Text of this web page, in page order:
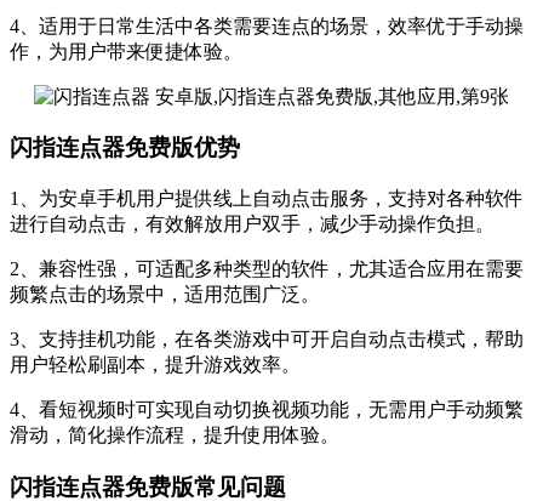
4、适用于日常生活中各类需要连点的场景，效率优于手动操
作，为用户带来便捷体验。
闪指连点器免费版优势
1、为安卓手机用户提供线上自动点击服务，支持对各种软件
进行自动点击，有效解放用户双手，减少手动操作负担。
2、兼容性强，可适配多种类型的软件，尤其适合应用在需要
频繁点击的场景中，适用范围广泛。
3、支持挂机功能，在各类游戏中可开启自动点击模式，帮助
用户轻松刷副本，提升游戏效率。
4、看短视频时可实现自动切换视频功能，无需用户手动频繁
滑动，简化操作流程，提升使用体验。
闪指连点器免费版常见问题